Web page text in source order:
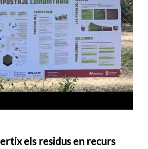
els residus en recurs